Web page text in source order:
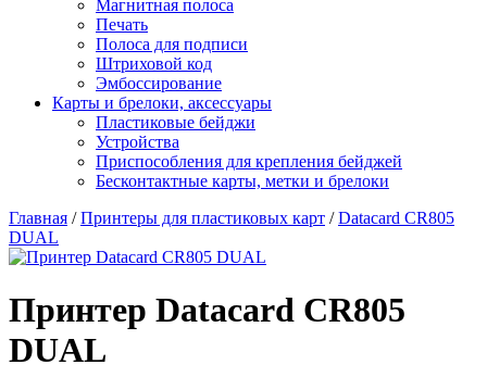
Магнитная полоса
Печать
Полоса для подписи
Штриховой код
Эмбоссирование
Карты и брелоки, аксессуары
Пластиковые бейджи
Устройства
Приспособления для крепления бейджей
Бесконтактные карты, метки и брелоки
Главная / Принтеры для пластиковых карт / Datacard CR805
DUAL
Принтер Datacard CR805
DUAL